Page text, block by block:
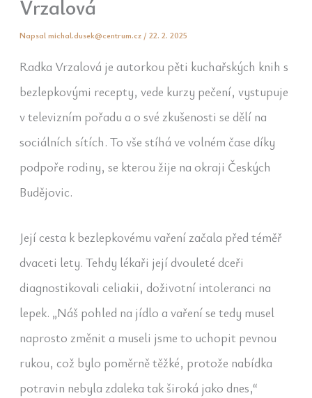
Vrzalová
Napsal michal.dusek@centrum.cz / 22. 2. 2025
Radka Vrzalová je autorkou pěti kuchařských knih s
bezlepkovými recepty, vede kurzy pečení, vystupuje
v televizním pořadu a o své zkušenosti se dělí na
sociálních sítích. To vše stíhá ve volném čase díky
podpoře rodiny, se kterou žije na okraji Českých
Budějovic.
Její cesta k bezlepkovému vaření začala před téměř
dvaceti lety. Tehdy lékaři její dvouleté dceři
diagnostikovali celiakii, doživotní intoleranci na
lepek. „Náš pohled na jídlo a vaření se tedy musel
naprosto změnit a museli jsme to uchopit pevnou
rukou, což bylo poměrně těžké, protože nabídka
potravin nebyla zdaleka tak široká jako dnes,“